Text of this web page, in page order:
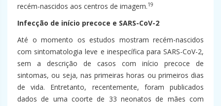
recém-nascidos aos centros de imagem.19
Infecção de início precoce e SARS-CoV-2
Até o momento os estudos mostram recém-nascidos
com sintomatologia leve e inespecífica para SARS-CoV-2,
sem a descrição de casos com início precoce de
sintomas, ou seja, nas primeiras horas ou primeiros dias
de vida. Entretanto, recentemente, foram publicados
dados de uma coorte de 33 neonatos de mães com